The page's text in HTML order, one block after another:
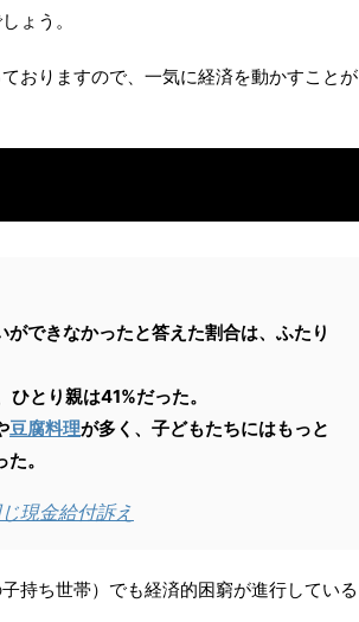
ょう。
おりますので、一気に経済を動かすことが
できなかったと答えた割合は、ふたり
とり親は41%だった。
豆腐料理が多く、子どもたちにはもっと
。
現金給付訴え
持ち世帯）でも経済的困窮が進行している